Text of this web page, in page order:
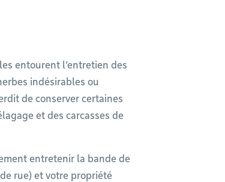
entourent l’entretien des
indésirables ou
de conserver certaines
et des carcasses de
entretenir la bande de
rue) et votre propriété